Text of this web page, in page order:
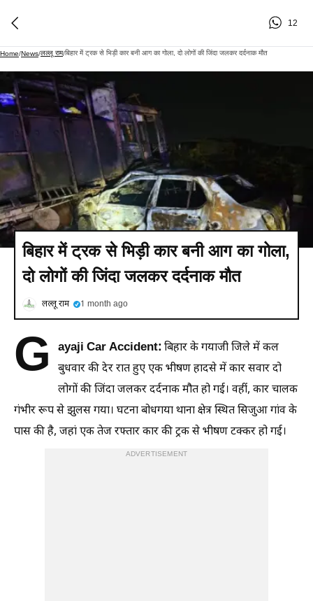
12
Home/News/लल्लू राम/बिहार में ट्रक से भिड़ी कार बनी आग का गोला, दो लोगों की जिंदा जलकर दर्दनाक मौत
बिहार में ट्रक से भिड़ी कार बनी आग का गोला,
दो लोगों की जिंदा जलकर दर्दनाक मौत
लल्लू राम 1 month ago
G ayaji Car Accident:बिहार के गयाजी जिले में कल
बुधवार की देर रात हुए एक भीषण हादसे में कार सवार दो
लोगों की जिंदा जलकर दर्दनाक मौत हो गई। वहीं, कार चालक
गंभीर रूप से झुलस गया। घटना बोधगया थाना क्षेत्र स्थित सिजुआ गांव के
पास की है, जहां एक तेज रफ्तार कार की ट्रक से भीषण टक्कर हो गई।
ADVERTISEMENT